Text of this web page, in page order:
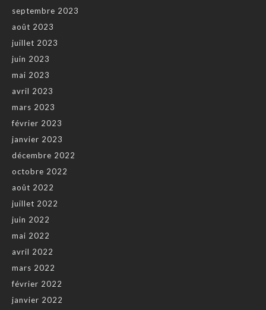
septembre 2023
août 2023
juillet 2023
juin 2023
mai 2023
avril 2023
mars 2023
février 2023
janvier 2023
décembre 2022
octobre 2022
août 2022
juillet 2022
juin 2022
mai 2022
avril 2022
mars 2022
février 2022
janvier 2022